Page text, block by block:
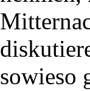
sowieso